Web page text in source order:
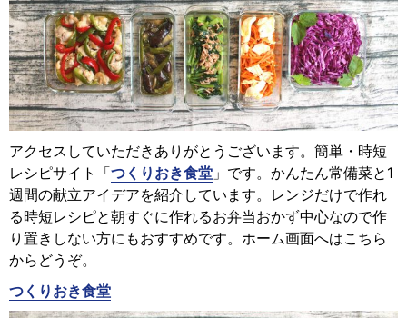
アクセスしていただきありがとうございます。簡単・時短
レシピサイト「つくりおき食堂 」です。かんたん常備菜と1
週間の献立アイデアを紹介しています。レンジだけで作れ
る時短レシピと朝すぐに作れるお弁当おかず中心なので作
り置きしない方にもおすすめです。ホーム画面へはこちら
からどうぞ。
つくりおき食堂